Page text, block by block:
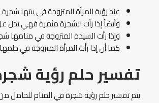
عند رؤية المرأة المتزوجة في بيتها
وأيضاً إذا رأت الشجرة مثمرة فهي تدل
وإذا رأت السيدة المتزوجة في منامها
كما أن إذا رأت المرأة المتزوجة في
تفسير حلم رؤية
يتم تفسير حلم رؤية شجرة في المنام للحامل